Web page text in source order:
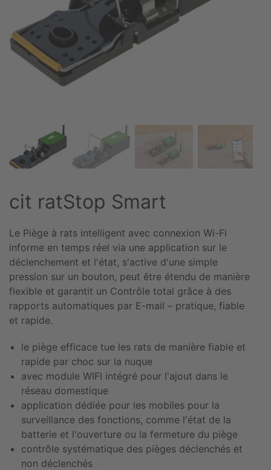
cit ratStop Smart
Le Piège à rats intelligent avec connexion Wi-Fi
informe en temps réel via une application sur le
déclenchement et l'état, s'active d'une simple
pression sur un bouton, peut être étendu de manière
flexible et garantit un Contrôle total grâce à des
rapports automatiques par E-mail – pratique, fiable
et rapide.
le piège efficace tue les rats de manière fiable et
rapide par choc sur la nuque
avec module WIFI intégré pour l'ajout dans le
réseau domestique
application dédiée pour les mobiles pour la
surveillance des fonctions, comme l'état de la
batterie et l'ouverture ou la fermeture du piège
contrôle systématique des pièges déclenchés et
non déclenchés